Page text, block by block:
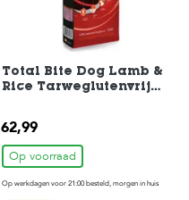
Total Bite Dog Lamb &
Rice Tarweglutenvrij
62,99
Op voorraad
Op werkdagen voor 21:00 besteld, morgen in huis